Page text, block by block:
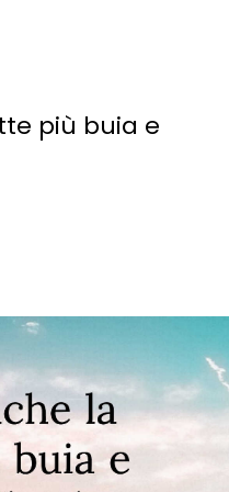
più buia e